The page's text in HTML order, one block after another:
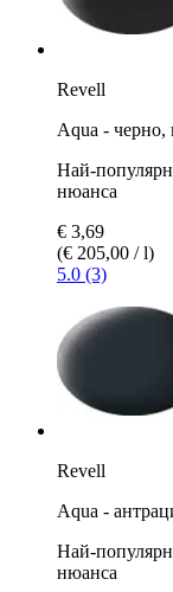
Revell
Aqua - черно,
Най-
нюанса
€ 3,69
(€ 205,00 / l)
5.0 (3)
Revell
Aqua -
Най-
нюанса